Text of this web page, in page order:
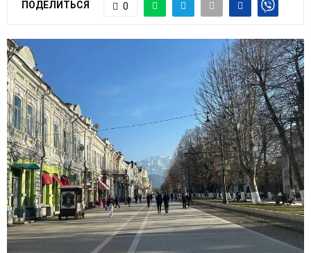
E
N
U
ПОДЕЛИТЬСЯ 0